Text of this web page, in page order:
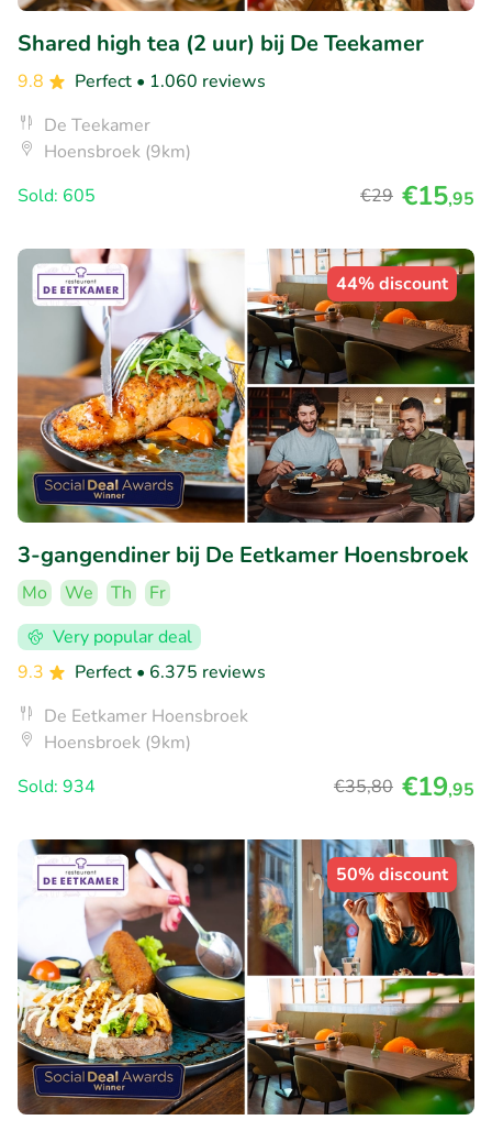
Shared high tea (2 uur) bij De Teekamer
9.8 Perfect • 1.060 reviews
De Teekamer
Hoensbroek (9km)
Sold: 605
€29 €15,95
44% discount
3-gangendiner bij De Eetkamer Hoensbroek
Mo We Th
Fr
Very popular deal
9.3
Perfect • 6.375 reviews
De Eetkamer Hoensbroek
Hoensbroek (9km)
Sold: 934
€35,80 €19,95
50% discount